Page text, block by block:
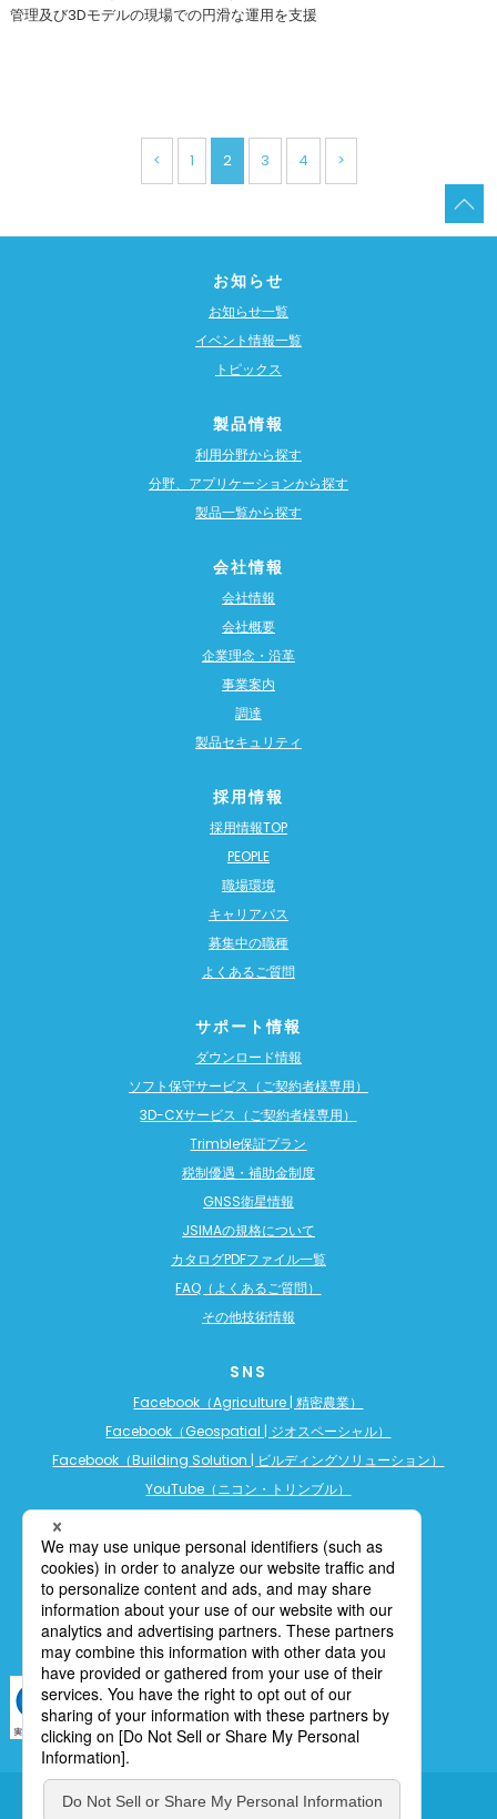
管理及び3Dモデルの現場での円滑な運用を支援
< 1 2 3 4 >
お知らせ
お知らせ一覧
イベント情報一覧
トピックス
製品情報
利用分野から探す
分野、アプリケーションから探す
製品一覧から探す
会社情報
会社情報
会社概要
企業理念・沿革
事業案内
調達
製品セキュリティ
採用情報
採用情報TOP
PEOPLE
職場環境
キャリアパス
募集中の職種
よくあるご質問
サポート情報
ダウンロード情報
ソフト保守サービス（ご契約者様専用）
3D-CXサービス（ご契約者様専用）
Trimble保証プラン
税制優遇・補助金制度
GNSS衛星情報
JSIMAの規格について
カタログPDFファイル一覧
FAQ（よくあるご質問）
その他技術情報
SNS
Facebook（Agriculture | 精密農業）
Facebook（Geospatial | ジオスペーシャル）
Facebook（Building Solution | ビルディングソリューション）
YouTube（ニコン・トリンブル）
YouTube（ビルディングソリューション）
LINE公式アカウント（精密農業）